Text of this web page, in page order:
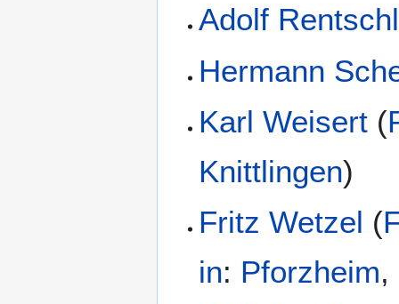
Adolf
Hermann
Karl Weisert (
Knittlingen)
Fritz Wetzel (
in: Pforzheim,